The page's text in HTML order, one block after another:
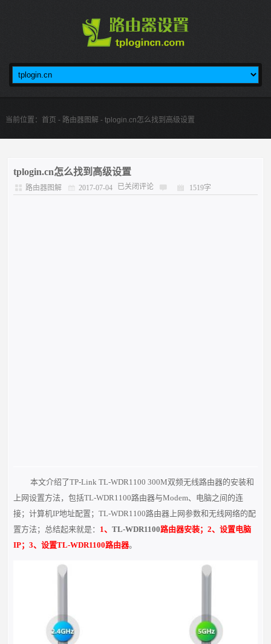
当前位置： 首页 - 路由器图解- tplogin.cn怎么找到高级设置
tplogin.cn怎么找到高级设置
路由器图解 2017-07-04 已关闭评论 1519字
本文介绍了TP-Link TL-WDR1100 300M双频无线路由器的安装和
上网设置方法，包括TL-WDR1100路由器与Modem、电脑之间的连
接；计算机IP地址配置；TL-WDR1100路由器上网参数和无线网络的配
置方法；总结起来就是： 1、TL-WDR1100路由器安装；2、设置电脑
IP；3、设置TL-WDR1100路由器。